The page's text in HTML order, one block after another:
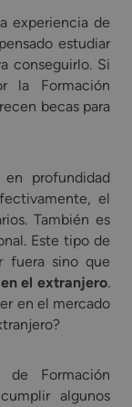
experiencia de
estudiar
conseguirlo. Si
la Formación
becas para
profundidad
el
También es
Este tipo de
fuera sino que
el extranjero.
en el mercado
de Formación
algunos